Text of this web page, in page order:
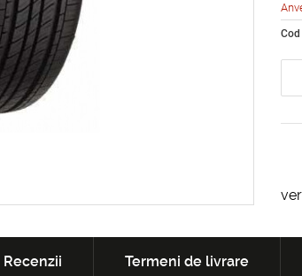
Recenzii Termeni de livrare